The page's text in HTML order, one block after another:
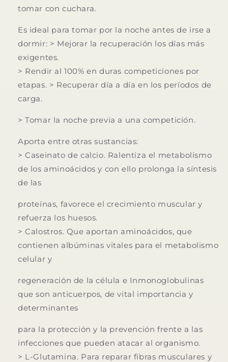
tomar con cuchara.
Es ideal paratomar por la noche antes de irse a
dormir: > Mejorar la recuperación los días más
exigentes.
> Rendir al 100% en duras competiciones por
etapas. > Recuperar día a día en los períodos de
carga.
>Tomar la noche previa a una competición.
Aporta entre otras sustancias:
>Caseinato de calcio. Ralentiza el metabolismo
de los aminoácidos y con ello prolonga la síntesis
de las
proteínas, favorece el crecimiento muscular y
refuerza los huesos.
>Calostros. Que aportan aminoácidos, que
contienen albúminas vitales para el metabolismo
celular y
regeneración de la célula e Inmonoglobulinas
que son anticuerpos, de vital importancia y
determinantes
para la protección y la prevención frente a las
infecciones que pueden atacar al organismo.
> L-Glutamina. Para reparar fibras musculares y